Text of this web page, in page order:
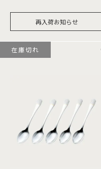
再入荷お知らせ
在庫切れ